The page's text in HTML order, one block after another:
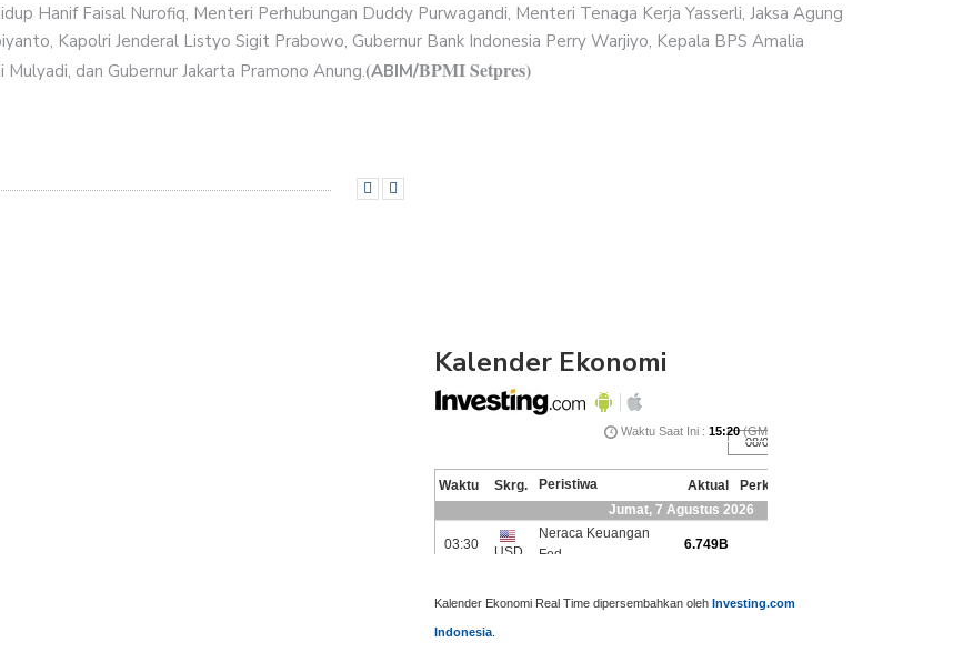
Hanif Faisal Nurofiq, Menteri Perhubungan Duddy Purwagandi, Menteri Tenaga Kerja Yasserli, Jaksa Agung
Kapolri Jenderal Listyo Sigit Prabowo, Gubernur Bank Indonesia Perry Warjiyo, Kepala BPS Amalia
dan Gubernur Jakarta Pramono Anung.(ABIM/BPMI Setpres)
Kalender Ekonomi
Kalender Ekonomi Real Time dipersembahkan oleh Investing.com
Indonesia